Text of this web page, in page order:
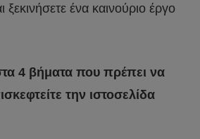
ξεκινήσετε ένα καινούριο έργο
4 βήματα που πρέπει να
την ιστοσελίδα